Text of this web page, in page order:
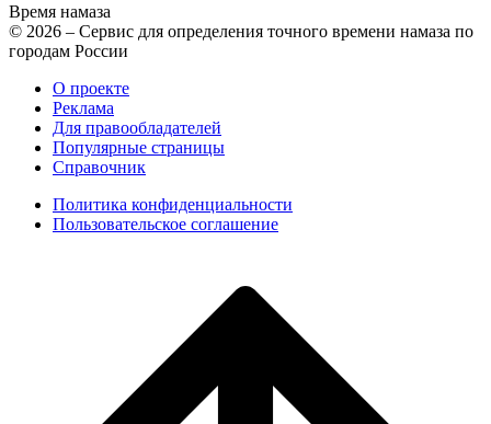
Время намаза
© 2026 – Сервис для определения точного времени намаза по
городам России
О проекте
Реклама
Для правообладателей
Популярные страницы
Справочник
Политика конфиденциальности
Пользовательское соглашение